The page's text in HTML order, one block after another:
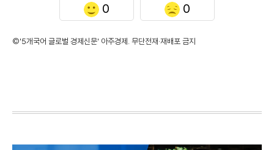
0 0
©'5개국어 글로벌 경제신문' 아주경제. 무단전재·재배포 금지